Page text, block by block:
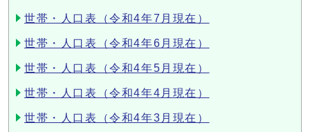
世帯・人口表（令和4年7月現在）
世帯・人口表（令和4年6月現在）
世帯・人口表（令和4年5月現在）
世帯・人口表（令和4年4月現在）
世帯・人口表（令和4年3月現在）